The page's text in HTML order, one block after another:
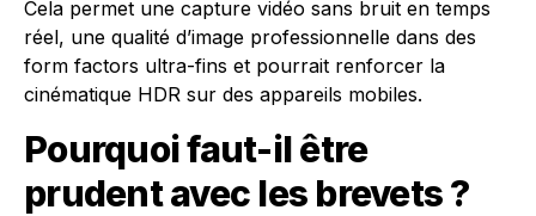
Cela permet une capture vidéo sans bruit en temps
réel, une qualité d’image professionnelle dans des
form factors ultra-fins et pourrait renforcer la
cinématique HDR sur des appareils mobiles.
Pourquoi faut-il être
prudent avec les brevets ?